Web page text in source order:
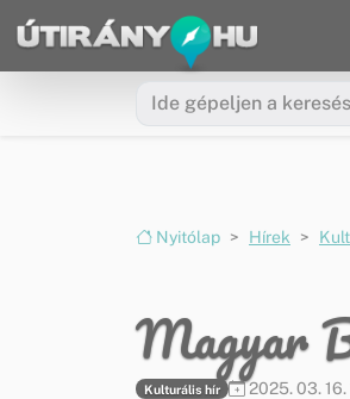
Ugrás a menüre
Ugrás a tartalomra
Nyitólap Hírek
Magyar
Kulturális hír 2025. 03. 16.